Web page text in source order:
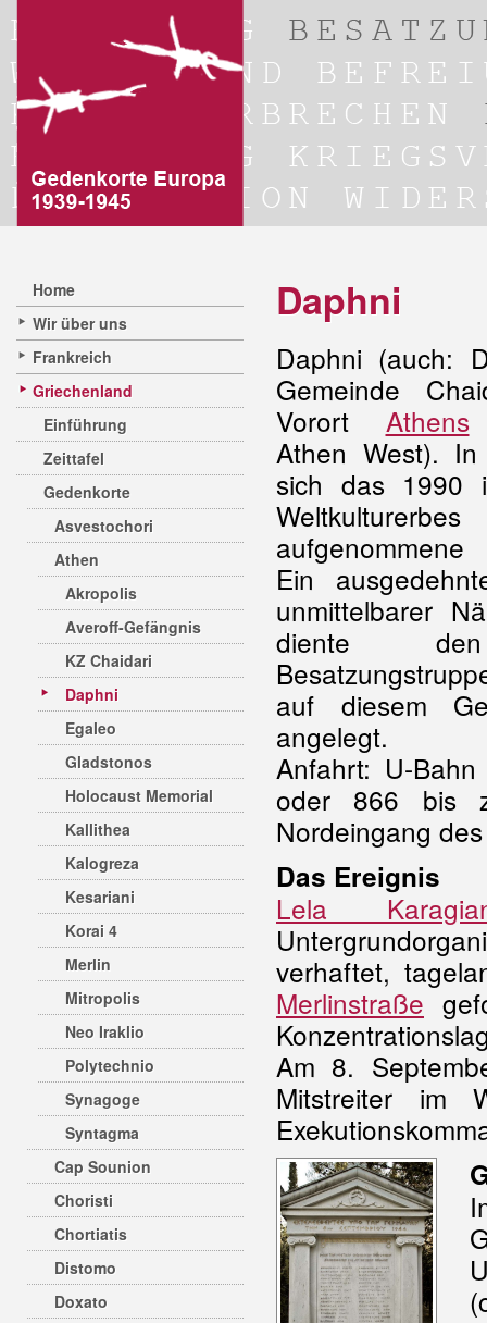
Home
Wir über uns
Frankreich
Griechenland
Einführung
Zeittafel
Gedenkorte
Asvestochori
Athen
Akropolis
Averoff-Gefängnis
KZ Chaidari
Daphni
Egaleo
Gladstonos
Holocaust Memorial
Kallithea
Kalogreza
Kesariani
Korai 4
Merlin
Mitropolis
Neo Iraklio
Polytechnio
Synagoge
Syntagma
Cap Sounion
Choristi
Chortiatis
Distomo
Doxato
Daphni
Daphni (auch:
Gemeinde
Vorort Athens
Athen West).
sich das 1990
Ein
unmittelbarer
diente
auf diesem
angelegt.
Anfahrt: U-
oder 866 bis
Nordeingang
Das Ereignis
Lela
verhaftet,
Merlinstraße
Am 8.
Mitstreiter im